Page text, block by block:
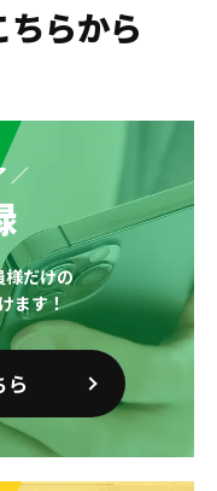
らから
／
様だけの
ます！
ら